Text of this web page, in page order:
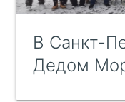
В Санкт-
Дедом